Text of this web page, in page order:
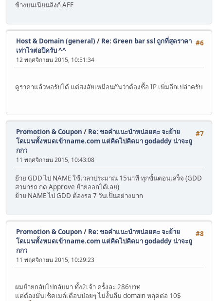
ข้างบนเนียนลิงก์ AFF
#6
Host & Domain (general) / Re: Green bar ssl ถูกที่สุดราคา
เท่าไรต่อปีครับ ^^
12 พฤศจิกายน 2015, 10:51:34
ดูราคาแล้วพอรับได้ แต่สงสัยเหมือนกันว่าต้องซื้อ IP เพิ่มอีกเปล่าครับ
#7
Promotion & Coupon / Re: ขอคำแนะนำหน่อยคะ จะย้าย
โดเมนทั้งหมดเข้าname.com แต่คิดไปคิดมา godaddy น่าจะถู
กกว
11 พฤศจิกายน 2015, 10:43:08
ย้าย GDD ไป NAME ใช้เวลาประมาณ 15นาที ทุกขั้นตอนเสร็จ (GDD
สามารถ กด Approve ย้ายออกได้เลย)
ย้าย NAME ไป GDD ต้องรอ 7 วันเป็นอย่างมาก
#8
Promotion & Coupon / Re: ขอคำแนะนำหน่อยคะ จะย้าย
โดเมนทั้งหมดเข้าname.com แต่คิดไปคิดมา godaddy น่าจะถู
กกว
11 พฤศจิกายน 2015, 10:29:23
ผมย้ายกลับไปกลับมา ทั้ง2เจ้า ครั้งละ 286บาท
แต่ต้องมั่นเช็คเมล์เตือนบ่อยๆ ไม่งั้นลืม domain หลุดต่อ 10$